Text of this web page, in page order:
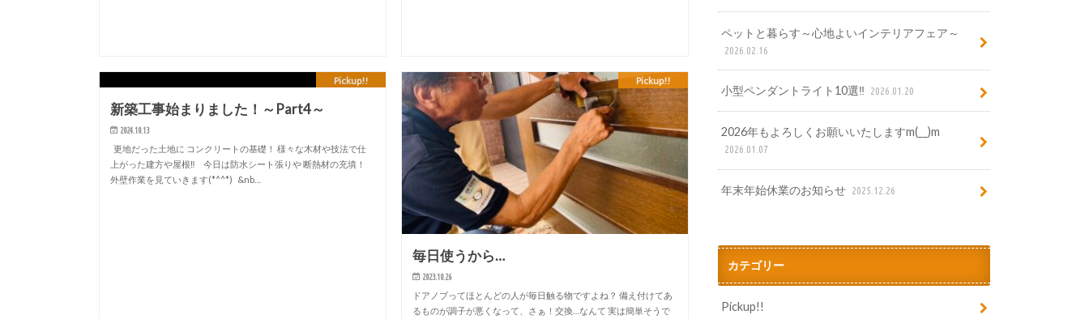
Pickup!!
新築工事始まりました！～Part4～
2024.10.13
更地だった土地に コンクリートの基礎！ 様々な木材や技法で仕
上がった建方や屋根‼ 今日は防水シート張りや 断熱材の充填！
外壁作業を見ていきます(*^^*) &nb…
Pickup!!
毎日使うから…
2023.10.26
ドアノブってほとんどの人が毎日触る物ですよね？ 備え付けてあ
るものが調子が悪くなって、さぁ！交換…なんて 実は簡単そうで
ペットと暮らす～心地よいインテリアフェア～
2026.02.16
小型ペンダントライト10選‼ 2026.01.20
2026年もよろしくお願いいたしますm(__)m
2026.01.07
年末年始休業のお知らせ 2025.12.26
カテゴリー
Pickup!!